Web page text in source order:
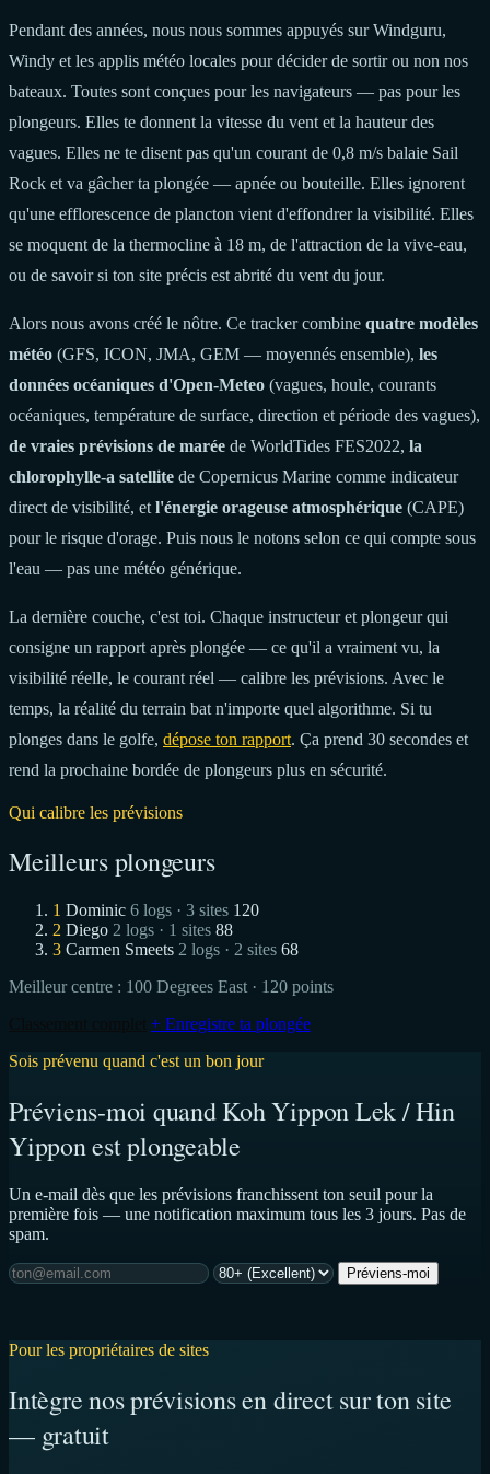
Pendant des années, nous nous sommes appuyés sur Windguru,
Windy et les applis météo locales pour décider de sortir ou non nos
bateaux. Toutes sont conçues pour les navigateurs — pas pour les
plongeurs. Elles te donnent la vitesse du vent et la hauteur des
vagues. Elles ne te disent pas qu'un courant de 0,8 m/s balaie Sail
Rock et va gâcher ta plongée — apnée ou bouteille. Elles ignorent
qu'une efflorescence de plancton vient d'effondrer la visibilité. Elles
se moquent de la thermocline à 18 m, de l'attraction de la vive-eau,
ou de savoir si ton site précis est abrité du vent du jour.
Alors nous avons créé le nôtre. Ce tracker combine quatre modèles
météo (GFS, ICON, JMA, GEM — moyennés ensemble), les
données océaniques d'Open-Meteo (vagues, houle, courants
océaniques, température de surface, direction et période des vagues),
de vraies prévisions de marée de WorldTides FES2022, la
chlorophylle-a satellite de Copernicus Marine comme indicateur
direct de visibilité, et l'énergie orageuse atmosphérique (CAPE)
pour le risque d'orage. Puis nous le notons selon ce qui compte sous
l'eau — pas une météo générique.
La dernière couche, c'est toi. Chaque instructeur et plongeur qui
consigne un rapport après plongée — ce qu'il a vraiment vu, la
visibilité réelle, le courant réel — calibre les prévisions. Avec le
temps, la réalité du terrain bat n'importe quel algorithme. Si tu
plonges dans le golfe, dépose ton rapport. Ça prend 30 secondes et
rend la prochaine bordée de plongeurs plus en sécurité.
Qui calibre les prévisions
Meilleurs plongeurs
1 Dominic 6 logs · 3 sites 120
2 Diego 2 logs · 1 sites 88
3 Carmen Smeets 2 logs · 2 sites 68
Meilleur centre : 100 Degrees East · 120 points
+ Enregistre ta plongée
Sois prévenu quand c'est un bon jour
Préviens-moi quand Koh Yippon Lek / Hin
Yippon est plongeable
Un e-mail dès que les prévisions franchissent ton seuil pour la
première fois — une notification maximum tous les 3 jours. Pas de
spam.
Préviens-moi
Pour les propriétaires de sites
Intègre nos prévisions en direct sur ton site
— gratuit